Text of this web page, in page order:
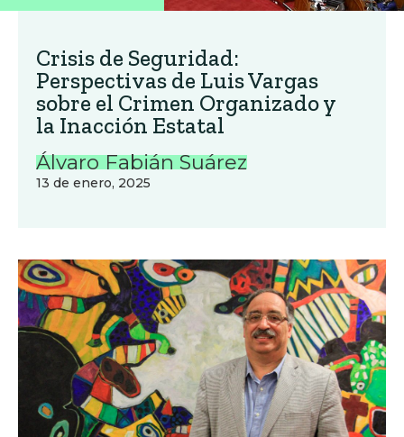
Crisis de Seguridad:
Perspectivas de Luis Vargas
sobre el Crimen Organizado y
la Inacción Estatal
Álvaro Fabián Suárez
13 de enero, 2025